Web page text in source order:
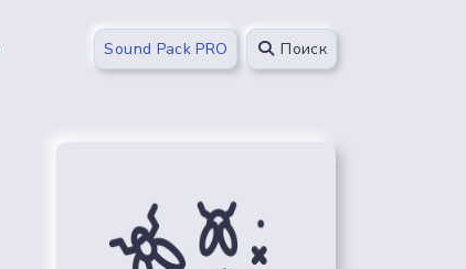
Sound Pack PRO Поиск